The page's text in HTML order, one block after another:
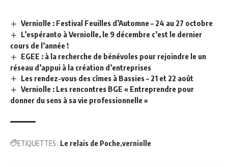
Verniolle : Festival Feuilles d’Automne – 24 au 27 octobre
L’espéranto à Verniolle, le 9 décembre c’est le dernier
cours de l’année !
EGEE : à la recherche de bénévoles pour rejoindre le un
réseau d’appui à la création d’entreprises
Les rendez-vous des cîmes à Bassies – 21 et 22 août
Verniolle : Les rencontres BGE « Entreprendre pour
donner du sens à sa vie professionnelle »
ETIQUETTES : Le relais de Poche verniolle